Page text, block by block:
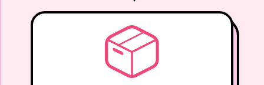
RIIZE WONBIN FAN CON R
IIZING DAY FINALE SEOU
L SCRUNCHIE シュシュ ウ
ォンビン トニャンドク
RIIZE SHOTARO FAN CON
RIIZING DAY FINALE SEO
UL SCRUNCHIE シュシュ
ショウタロウ リズコ